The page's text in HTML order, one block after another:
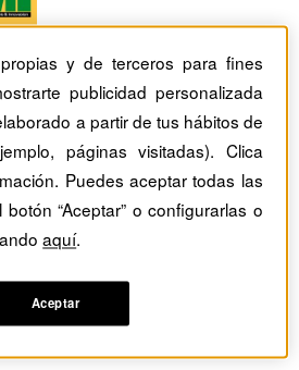
y de terceros para fines
publicidad personalizada
a partir de tus hábitos de
páginas visitadas). Clica
Puedes aceptar todas las
“Aceptar” o configurarlas o
aquí.
Aceptar